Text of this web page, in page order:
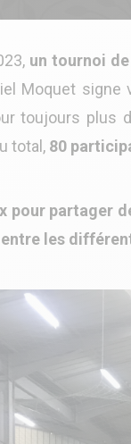
un tournoi
Moquet signe
toujours plus
total, 80
pour partager
les